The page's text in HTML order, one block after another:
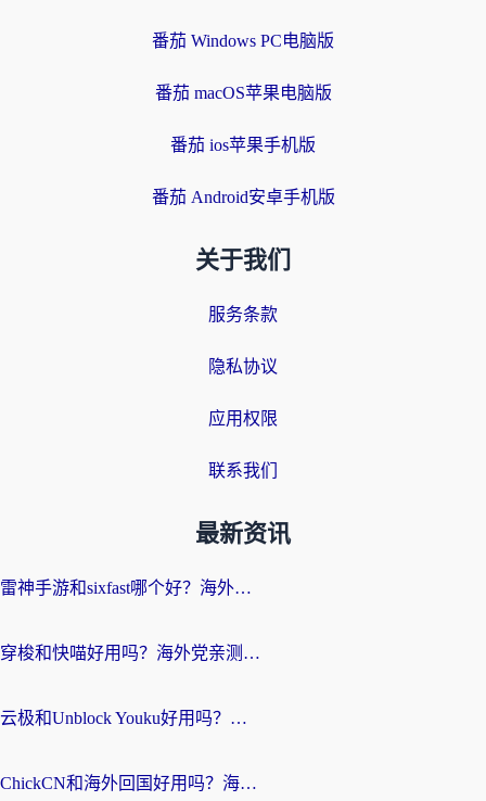
番茄 Windows PC电脑版
番茄 macOS苹果电脑版
番茄 ios苹果手机版
番茄 Android安卓手机版
关于我们
服务条款
隐私协议
应用权限
联系我们
最新资讯
雷神手游和sixfast哪个好？海外党亲测3款回国加速器，教你选对不踩坑
穿梭和快喵好用吗？海外党亲测：小众加速器对比+番茄加速器深度体验
云极和Unblock Youku好用吗？海外党亲测+2026回国加速器避坑指南
ChickCN和海外回国好用吗？海外党2026亲测：从手游到影音，选对加速器的3个关键